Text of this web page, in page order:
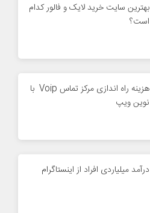
بهترین سایت خرید لایک و فالور کدام
است؟
هزینه راه اندازی مرکز تماس Voip با
نوین ویپ
درآمد میلیاردی افراد از اینستاگرام